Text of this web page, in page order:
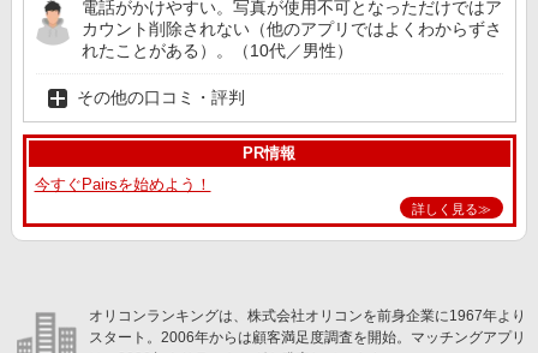
電話がかけやすい。写真が使用不可となっただけではア
カウント削除されない（他のアプリではよくわからずさ
れたことがある）。（10代／男性）
その他の口コミ・評判
PR情報
今すぐPairsを始めよう！
詳しく見る≫
オリコンランキングは、株式会社オリコンを前身企業に1967年より
スタート。2006年からは顧客満足度調査を開始。マッチングアプリ